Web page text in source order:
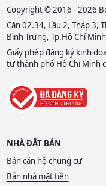
Copyright © 2016 - 2026
Căn 02.34, Lầu 2, Tháp 3,
Bình Trưng, Tp.Hồ Chí
Giấy phép đăng ký kinh
tư thành phố Hồ Chí Minh
NHÀ ĐẤT BÁN
Bán căn hộ chung cư
Bán nhà mặt tiền